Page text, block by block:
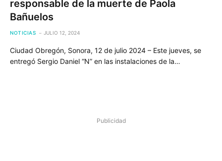
responsable de la muerte de Paola
Bañuelos
NOTICIAS JULIO 12, 2024
Ciudad Obregón, Sonora, 12 de julio 2024 – Este jueves, se
entregó Sergio Daniel “N” en las instalaciones de la…
Publicidad